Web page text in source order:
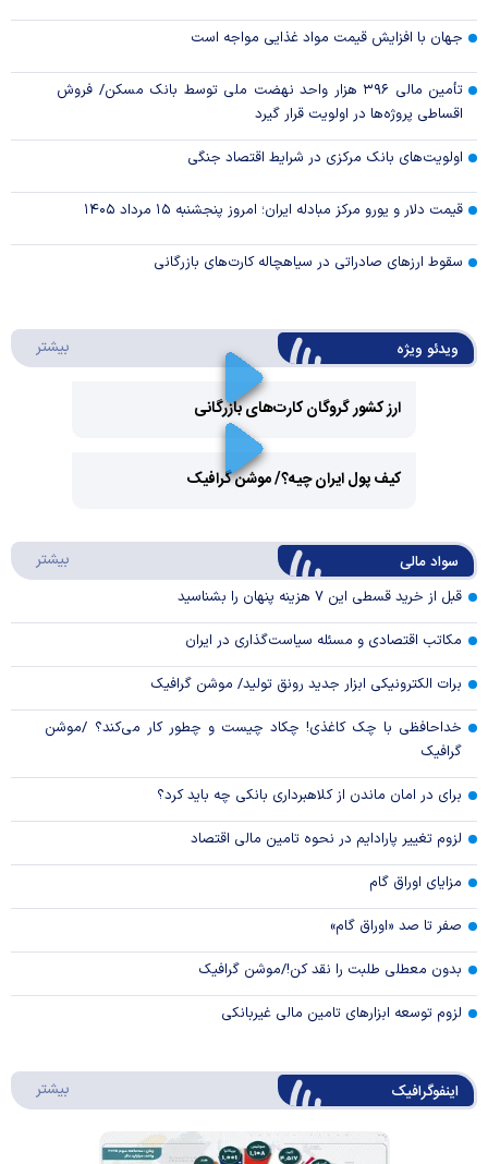
جهان با افزایش قیمت مواد غذایی مواجه است
تأمین مالی ۳۹۶ هزار واحد نهضت ملی توسط بانک مسکن/ فروش
اقساطی پروژه‌ها در اولویت قرار گیرد
اولویت‌های بانک مرکزی در شرایط اقتصاد جنگی
قیمت دلار و یورو مرکز مبادله ایران؛ امروز پنجشنبه ۱۵ مرداد ۱۴۰۵
سقوط ارزهای صادراتی در سیاهچاله کارت‌های بازرگانی
ویدئو ویژه بیشتر
ارز کشور گروگان کارت‌های بازرگانی
Video
کیف پول ایران چیه؟/ موشن گرافیک
سواد مالی بیشتر
قبل از خرید قسطی این ۷ هزینه پنهان را بشناسید
مکاتب اقتصادی و مسئله سیاست‌گذاری در ایران
برات الکترونیکی ابزار جدید رونق تولید/ موشن گرافیک
خداحافظی با چک کاغذی! چکاد چیست و چطور کار می‌کند؟ /موشن
گرافیک
برای در امان ماندن از کلاهبرداری بانکی چه باید کرد؟
لزوم تغییر پارادایم در نحوه تامین مالی اقتصاد
مزایای اوراق گام
صفر تا صد «اوراق گام»
بدون معطلی طلبت را نقد کن!/موشن گرافیک
لزوم توسعه ابزارهای تامین مالی غیربانکی
اینفوگرافیک بیشتر